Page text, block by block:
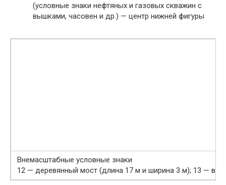
(условные знаки нефтяных и газовых скважин с
вышками, часовен и др.) — центр нижней фигуры
Внемасштабные условные знаки
12 — деревянный мост (длина 17 м и ширина 3 м); 13 —